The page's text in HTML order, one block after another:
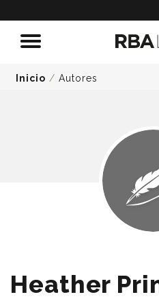
Inicio / Autores
Heather